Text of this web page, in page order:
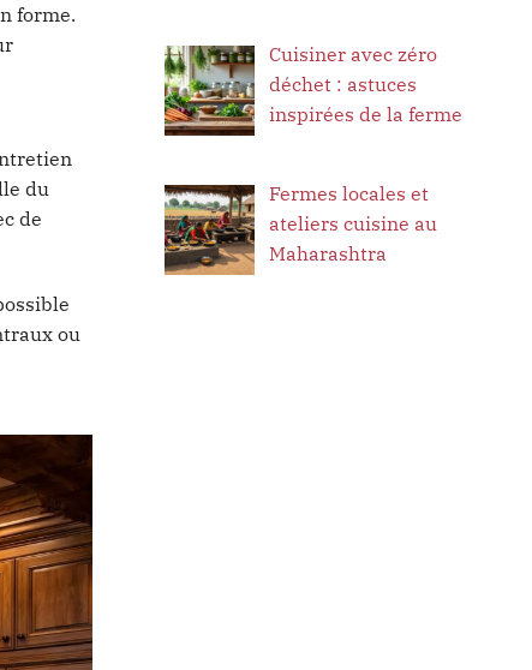
forme.
du
de
ou
Cuisiner avec zéro
déchet : astuces
inspirées de la ferme
Fermes locales et
ateliers cuisine au
Maharashtra